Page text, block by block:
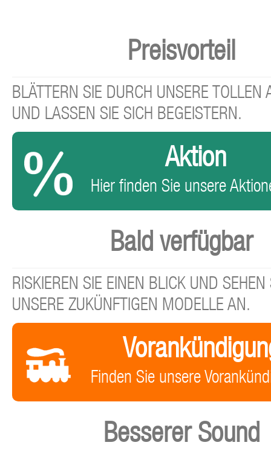
Preisvorteil
BLÄTTERN SIE DURCH UNSERE TOLLEN
UND LASSEN SIE SICH BEGEISTERN.
Aktion
Hier finden Sie unsere
Bald verfügbar
RISKIEREN SIE EINEN BLICK UND SEHEN
UNSERE ZUKÜNFTIGEN MODELLE AN.
Finden Sie unsere
Besserer Sound